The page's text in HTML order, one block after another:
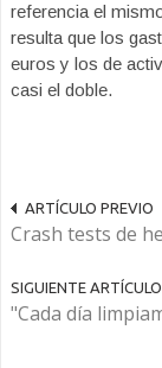
referencia el
resulta que los
euros y los de
casi el doble.
ARTÍCULO PREVIO
Crash tests de
SIGUIENTE ARTÍCULO
"Cada día